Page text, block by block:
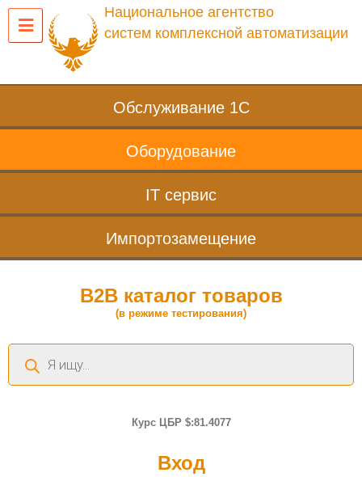
Национальное агентство
систем комплексной автоматизации
Обслуживание 1С
Оборудование
IT сервис
Импортозамещение
B2B каталог товаров
(в режиме тестирования)
Поиск
товаров
Курс ЦБР $:81.4077
Вход